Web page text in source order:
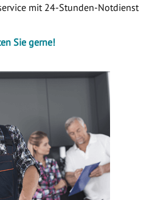
mit 24-Stunden-Notdienst
Sie gerne!